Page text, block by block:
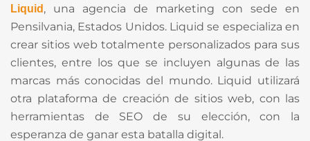
Liquid , una agencia de marketing con sede en
Pensilvania, Estados Unidos. Liquid se especializa en
crear sitios web totalmente personalizados para sus
clientes, entre los que se incluyen algunas de las
marcas más conocidas del mundo. Liquid utilizará
otra plataforma de creación de sitios web, con las
herramientas de SEO de su elección, con la
esperanza de ganar esta batalla digital.